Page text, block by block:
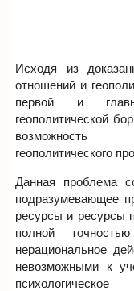
Исходя из
отношений и
первой и
геополитической
возможность
геополитического
Данная проблема
подразумевающее
ресурсы и ресурсы
полной
нерациональное
невозможными к